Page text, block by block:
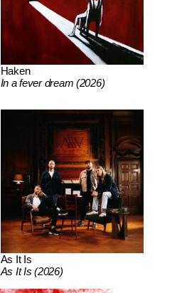
Haken
In a fever dream (2026)
As It Is
As It Is (2026)